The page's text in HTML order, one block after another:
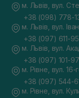
м. Львів, вул.
+38 (098) 778-
м. Львів, вул.
+38 (097) 611-
м. Львів, вул.
+38 (097) 101-
м. Рівне, вул. 16-
+38 (097) 544-
м. Рівне, вул.